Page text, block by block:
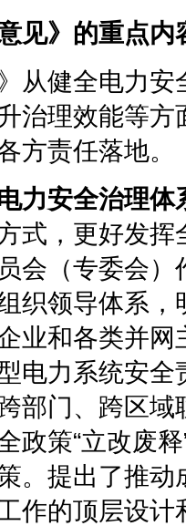
》的重点内
健全电力安
治理效能等
方责任落地。
力安全治理体
式，更好发
会（专委会
织领导体系
业和各类并
电力系统安
部门、跨区
政策“立改废
。提出了推
作的顶层设